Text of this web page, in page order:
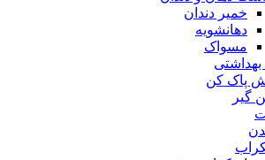
خمیر دندان
دهانشویه
مسواک
کن